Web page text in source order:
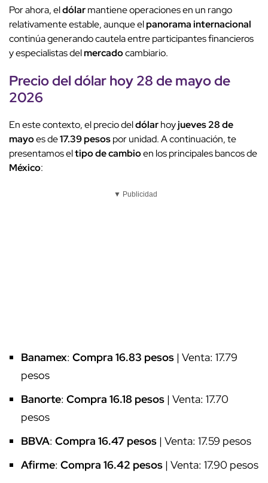
Por ahora, eldólarmantiene operaciones en un rango
relativamente estable, aunque elpanorama internacional
continúa generando cautela entre participantes financieros
y especialistas delmercadocambiario.
Precio deldólarhoy 28 de mayo de
2026
En este contexto, el precio deldólarhoyjueves 28 de
mayoes de17.39 pesospor unidad. A continuación, te
presentamos eltipo de cambioen los principales bancos de
México:
▼ Publicidad
Banamex: Compra 16.83 pesos | Venta: 17.79
pesos
Banorte: Compra 16.18 pesos | Venta: 17.70
pesos
BBVA: Compra 16.47 pesos | Venta: 17.59 pesos
Afirme: Compra 16.42 pesos | Venta: 17.90 pesos